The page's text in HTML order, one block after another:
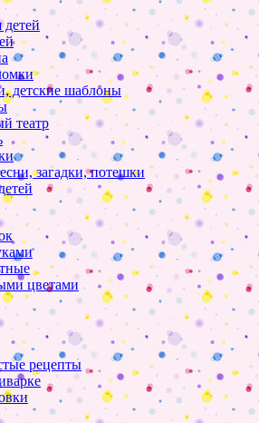
детские шаблоны
театр
загадки, потешки
цветами
рецепты